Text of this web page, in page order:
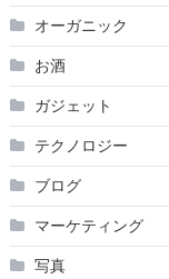
オーガニック
お酒
ガジェット
テクノロジー
ブログ
マーケティング
写真